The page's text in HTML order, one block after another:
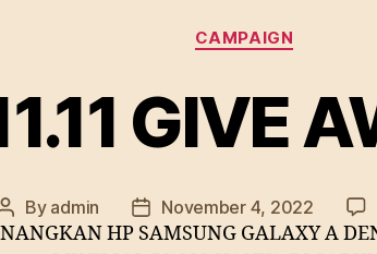
Categories
CAMPAIGN
GIVE
Post
author
By admin
Post
date
November 4, 2022
HP SAMSUNG GALAXY A